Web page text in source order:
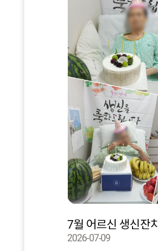
7월 어르신 생신잔치
2026-07-09